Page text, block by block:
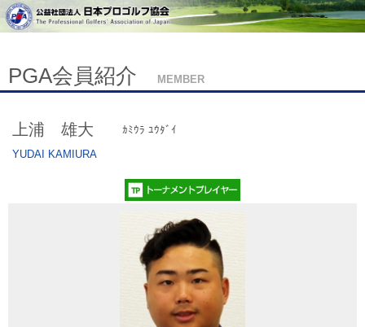
PGA会員紹介 MEMBER
上浦 雄大
ｶﾐｳﾗ ﾕｳﾀﾞｲ
YUDAI KAMIURA